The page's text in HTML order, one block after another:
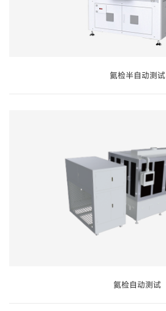
氦检半自动测试
氦检自动测试